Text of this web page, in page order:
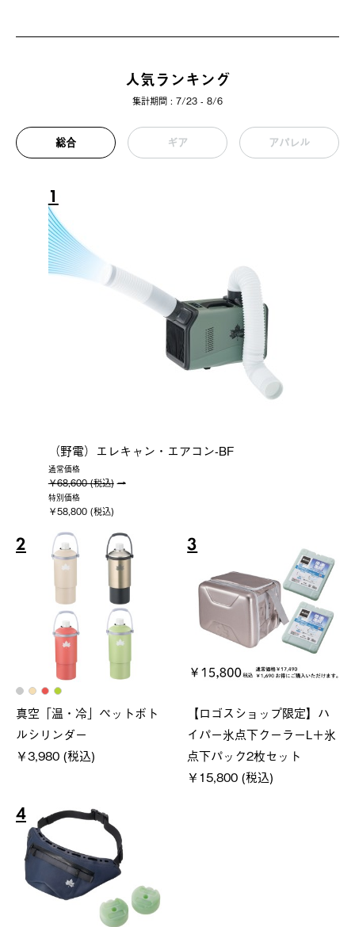
人気ランキング
集計期間 : 7/23 - 8/6
総合 ギア アパレル
1
（野電）エレキャン・エアコン-BF
通常価格
￥68,600 (税込)
特別価格
￥58,800 (税込)
2
真空「温・冷」ペットボト
ルシリンダー
￥3,980 (税込)
3
【ロゴスショップ限定】ハ
イパー氷点下クーラーL＋氷
点下パック2枚セット
￥15,800 (税込)
4